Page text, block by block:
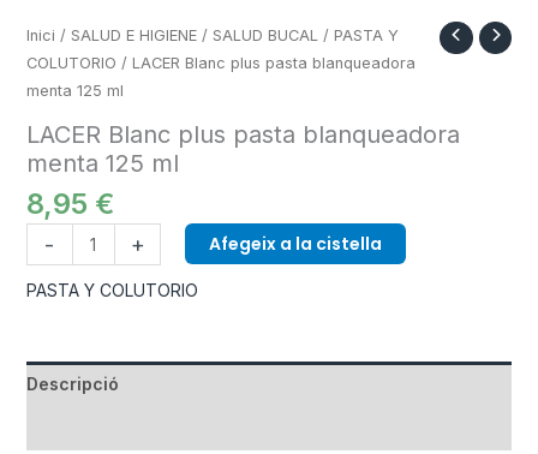
Inici / SALUD E HIGIENE/ SALUD BUCAL/ PASTA Y
COLUTORIO / LACER Blanc plus pasta blanqueadora
menta 125 ml
LACER Blanc plus pasta blanqueadora
menta 125 ml
8,95 €
- + Afegeix a la cistella
PASTA Y COLUTORIO
Descripció